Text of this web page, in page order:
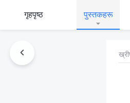
गृहपृष्ठ पुस्तकहरू